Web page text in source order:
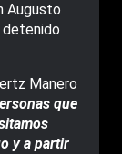
Augusto
detenido
Manero
que
y a partir